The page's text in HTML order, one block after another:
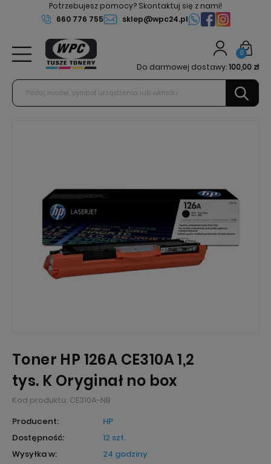
Potrzebujesz pomocy? Skontaktuj się z nami!
660 776 755
sklep@wpc24.pl
0
Do darmowej dostawy:100,00 zł
Toner HP 126A CE310A 1,2
tys. K Oryginał no box
Kod produktu: CE310A-NB
Producent:
HP
Dostępność:
12 szt.
Wysyłka w:
24 godziny